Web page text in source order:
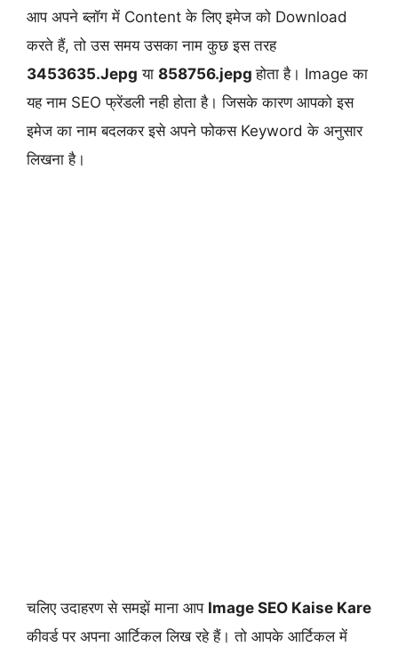
आप अपने ब्लॉग में Content के लिए इमेज को Download
करते हैं, तो उस समय उसका नाम कुछ इस तरह
3453635.Jepg या 858756.jepgहोता है। Image का
यह नाम SEO फ्रेंडली नही होता है। जिसके कारण आपको इस
इमेज का नाम बदलकर इसे अपने फोकस Keyword के अनुसार
लिखना है।
चलिए उदाहरण से समझें माना आप Image SEO Kaise Kare
कीवर्ड पर अपना आर्टिकल लिख रहे हैं। तो आपके आर्टिकल में